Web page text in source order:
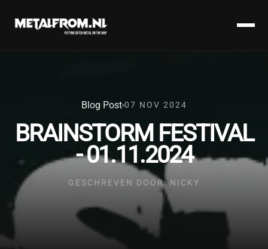
Blog Post 07 NOV 2024
BRAINSTORM FESTIVAL
- 01.11.2024
GESCHREVEN DOOR: NICKY